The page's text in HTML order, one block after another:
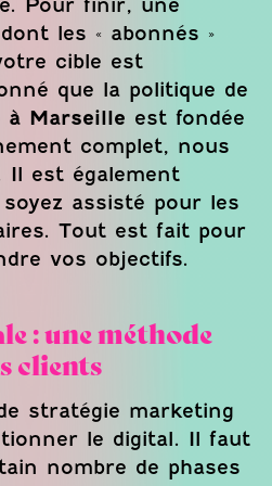
Pour finir, une
les « abonnés »
cible est
que la politique de
à Marseille est fondée
complet, nous
Il est également
assisté pour les
Tout est fait pour
vos objectifs.
: une méthode
clients
stratégie marketing
le digital. Il faut
nombre de phases